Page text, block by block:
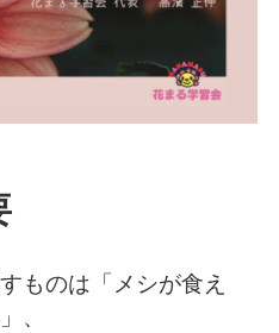
ものは「メシが食え
、